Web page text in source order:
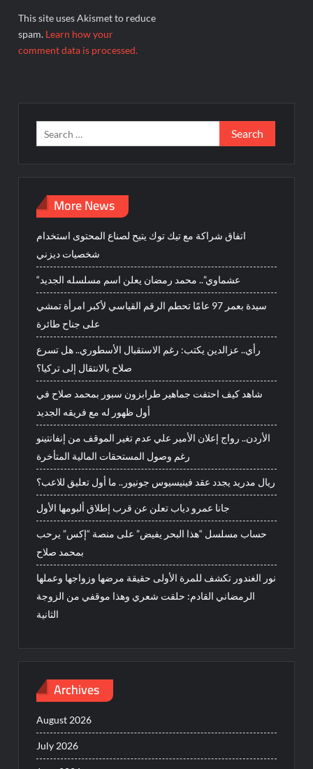
This site uses Akismet to reduce
spam. Learn how your
comment data is processed.
Search
for:
More News
اتفاق شراكة مع تيك توك يتيح لصناع المحتوى استخدام
شخصيات ديزني
“عشماوي”.. محمد رمضان يعلن اسم مسلسله الجديد
سيدة بعمر 97 عامًا تحطم الرقم القياسي لأكبر امرأة تمشي
على جناح طائرة
رأي.. عزالدين يكتب: رغم الاستقبال الأسطوري.. هل تسرع
صلاح بالانتقال إلى تركيا؟
شاهد كيف احتفت جماهير طرابزون سبور بمحمد صلاح في
أول ظهور له مع فريقه الجديد
الأردن.. رواج إعلان الأمير علي عدم تغير الموقف من إنفانتينو
رغم وصول المستحقات المالية المتأخرة
ريال مدريد يجدد عقد فينيسيوس جونيور.. ما أول تعليق للاعب؟
جانا عمرو دياب تعلن عن قرب إطلاق ألبومها الأول
حساب مسلسل “هذا البحر يفيض” على منصة “إكس” يرحب
بمحمد صلاح
نور الغندور تكشف للمرة الأولى حقيقة مرضها وزواجها وعملها
الرمضاني القادم: حلقت شعري وهذا موقفي من الزوجة
الثانية
Archives
August 2026
July 2026